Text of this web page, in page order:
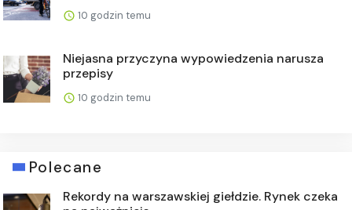
10 godzin temu
Niejasna przyczyna wypowiedzenia narusza
przepisy
10 godzin temu
Polecane
Rekordy na warszawskiej giełdzie. Rynek czeka